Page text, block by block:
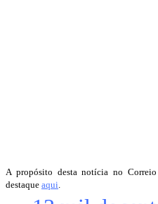
A propósito desta notícia no
destaque aqui